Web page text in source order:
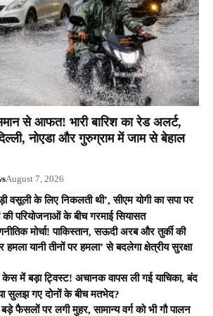
से आफत! भारी बारिश का रेड अलर्ट,
नोएडा और गुरुग्राम में जाम से बेहाल
August 7, 2026
वसूली के लिए निकलती थी’, सीएम योगी का सपा पर
परियोजनाओं के बीच गरमाई सियासत
मोर्चा! पाकिस्तान, सऊदी अरब और तुर्की की
यानी तीनों पर हमला’ से बदलेगा क्षेत्रीय सुरक्षा
में बड़ा ट्विस्ट! अचानक वापस ली गई याचिका, बंद
सुलझ गए दोनों के बीच मतभेद?
फैसलों पर लगी मुहर, सामान्य वर्ग को भी गौ पालन